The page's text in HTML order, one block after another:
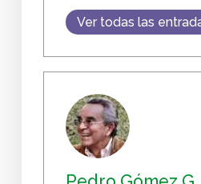
Ver todas las